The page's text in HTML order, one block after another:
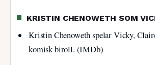
KRISTIN CHENOWETH SOM
Kristin Chenoweth spelar Vicky,
komisk biroll. (IMDb)